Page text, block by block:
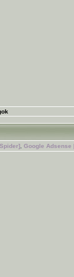
Google Adsense